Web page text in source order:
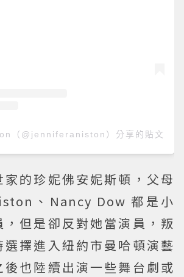
（@jenniferaniston）分享的貼文
家的珍妮佛安妮斯頓，父母
、Nancy Dow 都是小
，但是卻反對她當演員，叛
選擇進入紐約市曼哈頓演藝
後也陸續出演一些舞台劇或